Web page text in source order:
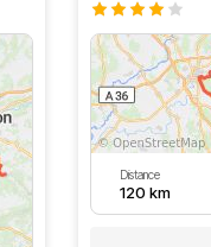
Distance
120 km